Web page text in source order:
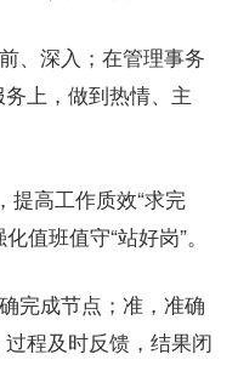
、深入；在管理事务
上，做到热情、主
提高工作质效“求完
值班值守“站好岗”。
完成节点；准，准确
程及时反馈，结果闭